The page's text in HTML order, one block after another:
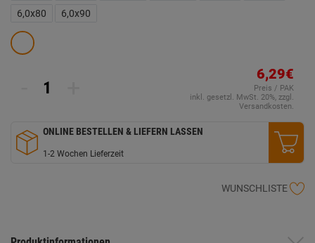
6,0x80
6,0x90
6,29€
Preis / PAK
inkl. gesetzl. MwSt. 20%, zzgl.
Versandkosten.
ONLINE BESTELLEN & LIEFERN LASSEN
1-2 Wochen Lieferzeit
WUNSCHLISTE